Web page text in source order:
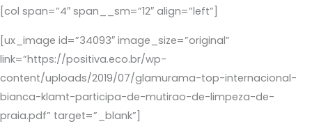
[col span=”4″ span__sm=”12″ align=”left”]
[ux_image id=”34093″ image_size=”original”
link=”https://positiva.eco.br/wp-
content/uploads/2019/07/glamurama-top-internacional-
bianca-klamt-participa-de-mutirao-de-limpeza-de-
praia.pdf” target=”_blank”]